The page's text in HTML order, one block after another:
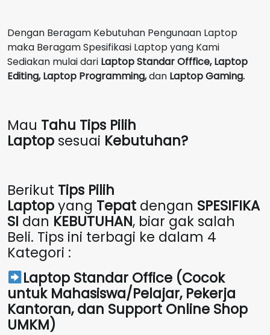
Dengan Beragam Kebutuhan Pengunaan Laptop
maka Beragam Spesifikasi Laptop yang Kami
Sediakan mulai dari Laptop Standar Offfice, Laptop
Editing, Laptop Programming,dan Laptop Gaming.
Mau Tahu Tips Pilih
Laptop sesuai Kebutuhan?
Berikut Tips Pilih
Laptopyang Tepat dengan SPESIFIKA
SI dan KEBUTUHAN, biar gak salah
Beli. Tips ini terbagi ke dalam 4
Kategori :
Laptop Standar Office (Cocok
untuk Mahasiswa/Pelajar, Pekerja
Kantoran, dan Support Online Shop
UMKM)